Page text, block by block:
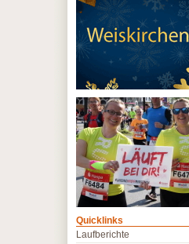
Quicklinks
Laufberichte